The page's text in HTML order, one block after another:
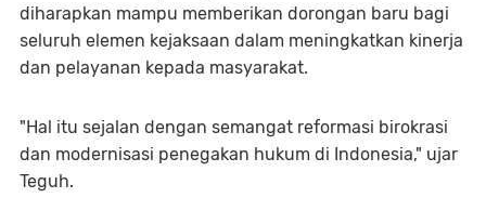
diharapkan mampu memberikan dorongan baru bagi
seluruh elemen kejaksaan dalam meningkatkan kinerja
dan pelayanan kepada masyarakat.
"Hal itu sejalan dengan semangat reformasi birokrasi
dan modernisasi penegakan hukum di Indonesia," ujar
Teguh.